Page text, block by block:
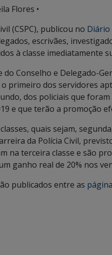
Flores •
(CSPC), publicou no Diário
escrivães,
à classe imediatamente
Conselho e Delegado-
primeiro dos servidores
dos policiais que
e que terão a promoção
quais sejam,
da Polícia Civil,
na terceira classe e são
ganho real de 20% nos
publicados entre as